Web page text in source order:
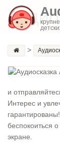
>
и
Интерес и
беспокоиться
экране.